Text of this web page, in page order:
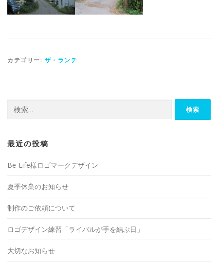
カテゴリー: ザ・ランチ
索:
最近の投稿
Be-Life様ロゴマークデザイン
夏季休業のお知らせ
制作のご依頼について
ロゴデザイン練習「ライバルが手を結ぶ日」
大切なお知らせ